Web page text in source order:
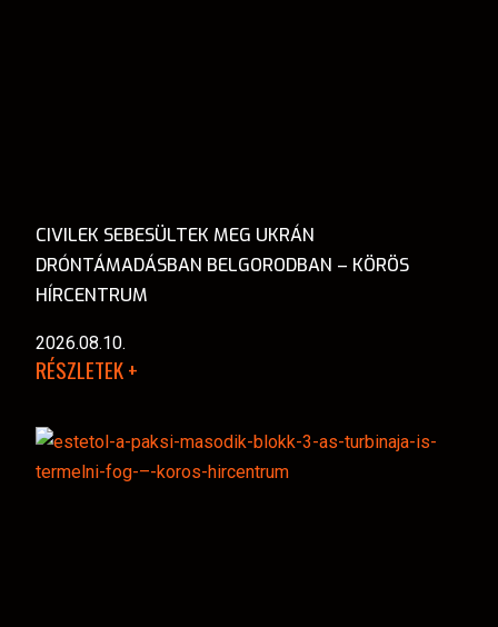
CIVILEK SEBESÜLTEK MEG UKRÁN
DRÓNTÁMADÁSBAN BELGORODBAN – KÖRÖS
HÍRCENTRUM
2026.08.10.
RÉSZLETEK +